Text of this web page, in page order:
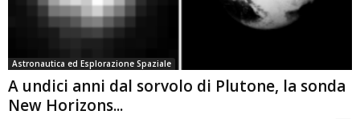
Astronautica ed Esplorazione Spaziale
A undici anni dal sorvolo di Plutone, la sonda
New Horizons...